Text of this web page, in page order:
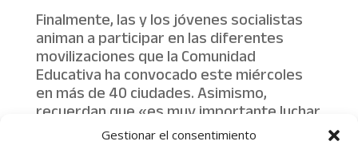
Gestionar el consentimiento
Finalmente, las y los jóvenes socialistas
animan a participar en las diferentes
movilizaciones que la Comunidad
Educativa ha convocado este miércoles
en más de 40 ciudades. Asimismo,
recuerdan que «es muy importante luchar
por nuestros derechos y no permitir que